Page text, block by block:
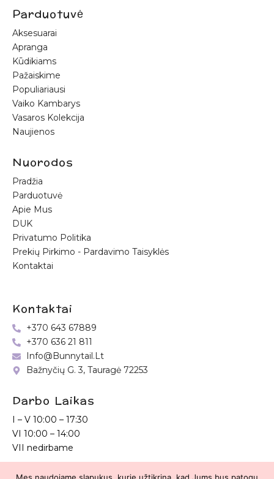
Parduotuvė
Aksesuarai
Apranga
Kūdikiams
Pažaiskime
Populiariausi
Vaiko Kambarys
Vasaros Kolekcija
Naujienos
Nuorodos
Pradžia
Parduotuvė
Apie Mus
DUK
Privatumo Politika
Prekių Pirkimo - Pardavimo Taisyklės
Kontaktai
Kontaktai
+370 643 67889
+370 636 21 811
Info@bunnytail.lt
Bažnyčių G. 3, Tauragė 72253
Darbo Laikas
I – V 10:00 – 17:30
VI 10:00 – 14:00
VII nedirbame